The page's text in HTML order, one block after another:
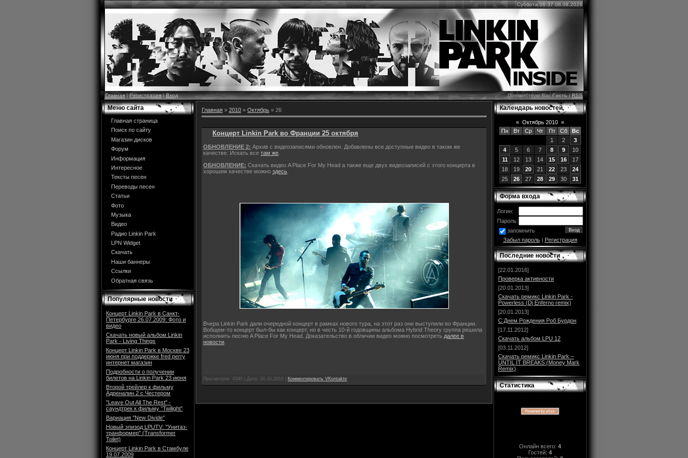
Суббота 08:37 08.08.2026
Главная|Регистрация|Вход Приветствую ВасГость|RSS
Меню сайта
Главная страница
Поиск по сайту
Магазин дисков
Форум
Информация
Интересное
Тексты песен
Переводы песен
Статьи
Фото
Музыка
Видео
Радио Linkin Park
LPN Widget
Скачать
Наши баннеры
Ссылки
Обратная связь
Популярные новости
Концерт Linkin Park в Санкт-
Петербурге 26.07.2009: Фото и
видео
Скачать новый альбом Linkin
Park - Living Things
Концерт Linkin Park в Москве 23
июня при поддержке fred perry
интернет магазин
Подробности о получении
билетов на Linkin Park 23 июня
Второй трейлер к фильму
Адреналин 2 с Честером
"Leave Out All The Rest" -
саундтрек к фильму ”Twilight”
Вариация "New Divide"
Новый эпизод LPUTV: "Унитаз-
транформер" (Transformer
Toilet)
Концерт Linkin Park в Стамбуле
19.07.2009
Главная » 2010 » Октябрь » 26
Концерт Linkin Park во Франции 25 октября
ОБНОВЛЕНИЕ 2: Архив с видеозаписями обновлен. Добавлены все доступные видео в таком же
качестве. Искать все там же
ОБНОВЛЕНИЕ: Скачать видео A Place For My Head а также еще двух видеозаписей с этого концерта в
хорошем качестве можно здесь
Вчера Linkin Park дали очередной концерт в рамках нового тура, на этот раз они выступили во Франции.
Вобщем-то концерт был-бы как концерт, но в честь 10-й годовщины альбома Hybrid Theory группа решила
исполнить песню A Place For My Head. Доказательство в обличии видео можно посмотреть далее в
новости
Просмотров: 4340 | Дата: 26.10.2010 Комментировать VKontakte
Календарь новостей
« Октябрь 2010 »
Пн
Вт Ср Чт Пт Сб
Вс
1
2
3
4
5 6 7 8 9
10
11
12 13 14 15 16
17
18
19 20 21 22 23
24
25
26 27 28 29 30 31
Форма входа
Логин:
Пароль:
запомнить
Забыл пароль| Регистрация
Последние новости
[22.01.2016]
Проверка активности
[20.01.2013]
Скачать ремикс Linkin Park -
Powerless (Dj Enferno remix)
[20.01.2013]
С Днем Рождения Роб Бурдон
[17.11.2012]
Скачать альбом LPU 12
[03.11.2012]
Скачать ремикс Linkin Park –
UNTIL IT BREAKS (Money Mark
Remix)
Статистика
Онлайн всего: 4
Гостей: 4